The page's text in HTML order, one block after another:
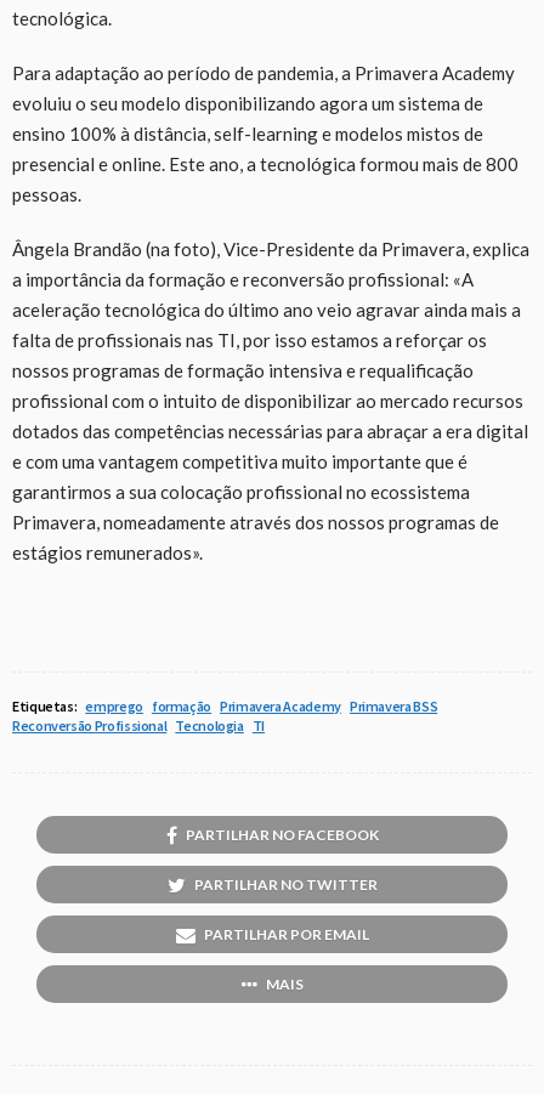
tecnológica.
Para adaptação ao período de pandemia, a Primavera Academy
evoluiu o seu modelo disponibilizando agora um sistema de
ensino 100% à distância, self-learning e modelos mistos de
presencial e online. Este ano, a tecnológica formou mais de 800
pessoas.
Ângela Brandão (na foto), Vice-Presidente da Primavera, explica
a importância da formação e reconversão profissional: «A
aceleração tecnológica do último ano veio agravar ainda mais a
falta de profissionais nas TI, por isso estamos a reforçar os
nossos programas de formação intensiva e requalificação
profissional com o intuito de disponibilizar ao mercado recursos
dotados das competências necessárias para abraçar a era digital
e com uma vantagem competitiva muito importante que é
garantirmos a sua colocação profissional no ecossistema
Primavera, nomeadamente através dos nossos programas de
estágios remunerados».
Etiquetas: emprego formação Primavera Academy Primavera BSS
Reconversão Profissional Tecnologia TI
PARTILHAR NO FACEBOOK
PARTILHAR NO TWITTER
PARTILHAR POR EMAIL
MAIS